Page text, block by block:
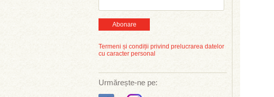
Abonare
Termeni și condiții privind prelucrarea datelor
cu caracter personal
Urmărește-ne pe: